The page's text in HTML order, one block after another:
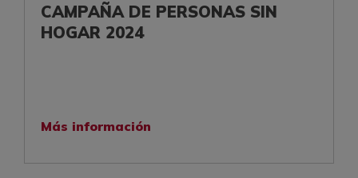
CAMPAÑA DE PERSONAS SIN
HOGAR 2024
Más información